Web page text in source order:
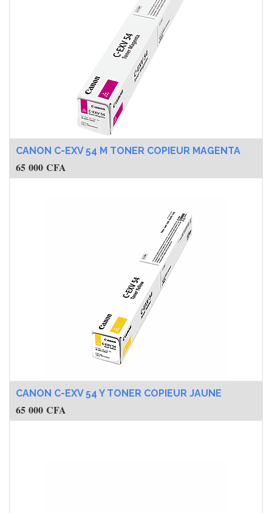
CANON C-EXV 54 M TONER COPIEUR MAGENTA
65 000 CFA
CANON C-EXV 54 Y TONER COPIEUR JAUNE
65 000 CFA